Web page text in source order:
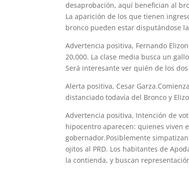
desaprobación, aquí benefician al
La aparición de los que tienen
bronco pueden estar disputándose
Advertencia positiva, Fernando
20,000. La clase media busca un
Será interesante ver quién de los
Alerta positiva, Cesar
distanciado todavía del Bronco y
Advertencia positiva, Intención de
hipocentro aparecen: quienes viven
gobernador.Posiblemente
ojitos al PRD. Los habitantes de
la contienda, y buscan